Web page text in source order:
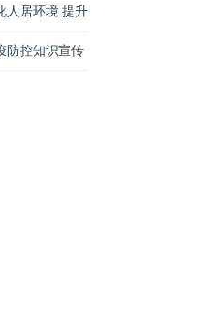
人居环境 提升
防控知识宣传